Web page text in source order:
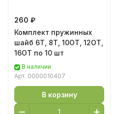
260 ₽
Комплект пружинных
шайб 6Т, 8Т, 10ОТ, 12ОТ,
16ОТ по 10 шт
В наличии
Арт. 0000010407
В корзину